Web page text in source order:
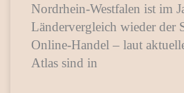
Nordrhein-Westfalen ist im
Ländervergleich wieder der
Online-Handel – laut
Atlas sind in